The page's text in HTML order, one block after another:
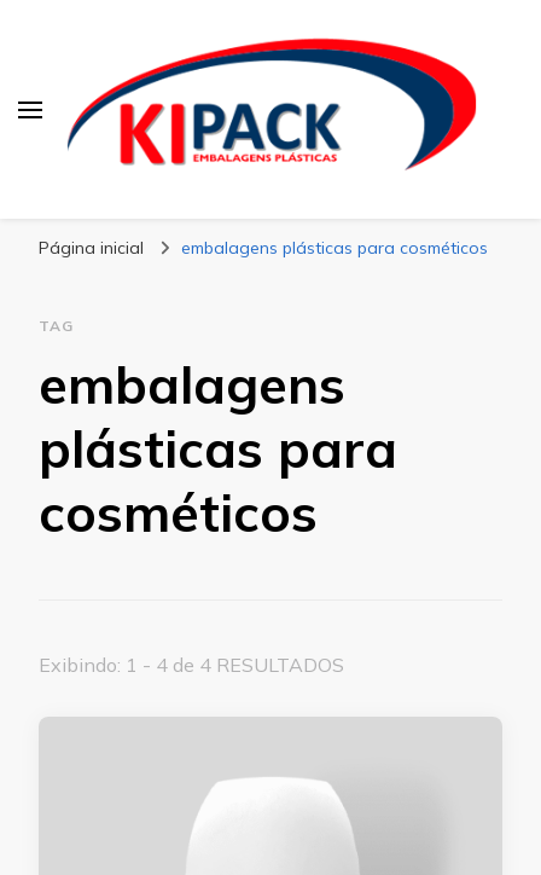
Página inicial embalagens plásticas para cosméticos
TAG
embalagens
plásticas para
cosméticos
Exibindo: 1 - 4 de 4 RESULTADOS